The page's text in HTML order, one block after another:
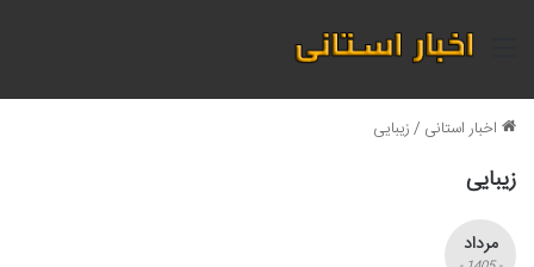
منو
اخبار استانی /زیبایی
زیبایی
مرداد